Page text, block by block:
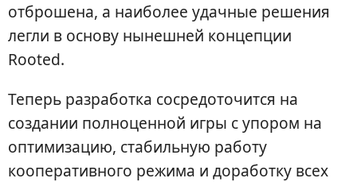
отброшена, а наиболее удачные решения
легли в основу нынешней концепции
Rooted.
Теперь разработка сосредоточится на
создании полноценной игры с упором на
оптимизацию, стабильную работу
кооперативного режима и доработку всех